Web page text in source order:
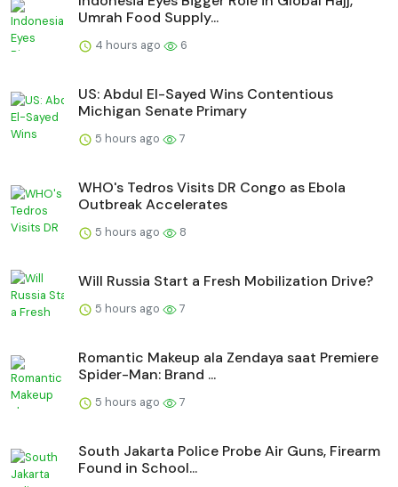
Umrah Food Supply...
4 hours ago 6
US: Abdul El-Sayed Wins Contentious
Michigan Senate Primary
5 hours ago 7
WHO's Tedros Visits DR Congo as Ebola
Outbreak Accelerates
5 hours ago 8
Will Russia Start a Fresh Mobilization Drive?
5 hours ago 7
Romantic Makeup ala Zendaya saat Premiere
Spider-Man: Brand ...
5 hours ago 7
South Jakarta Police Probe Air Guns, Firearm
Found in School...